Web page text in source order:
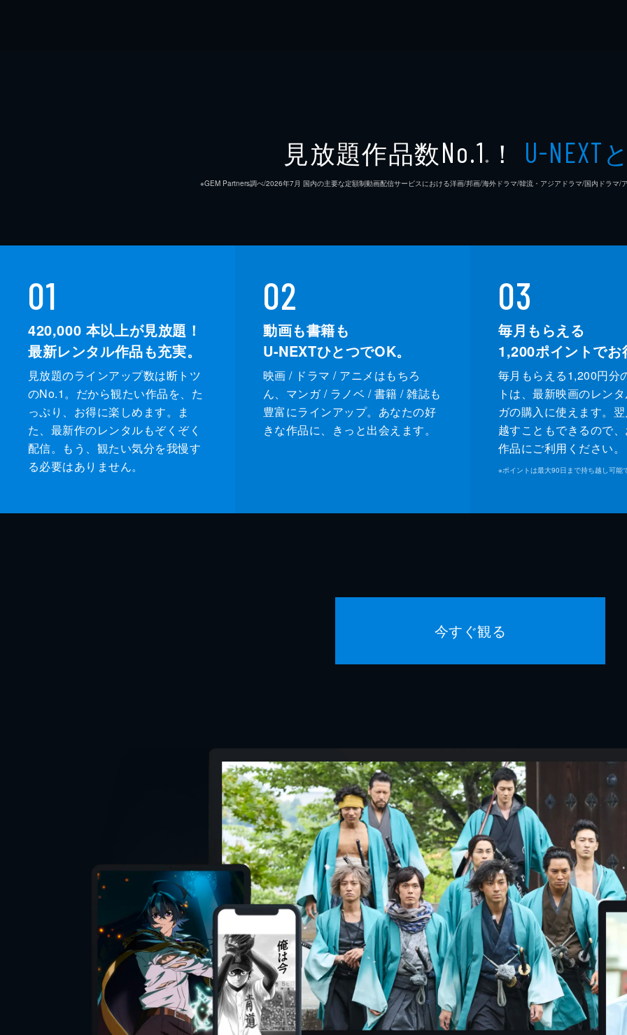
見放題作品数No.1 ※ ！ U-NEXT
※GEM Partners調べ/2026年7⽉ 国内の主要な定額制動画配信サービスにおける洋画/邦画/海外ドラマ/韓流・アジアドラマ/国内ドラマ/
01
420,000 本以上が見放題！
最新レンタル作品も充実。
見放題のラインアップ数は断トツ
のNo.1。だから観たい作品を、た
っぷり、お得に楽しめます。ま
た、最新作のレンタルもぞくぞく
配信。もう、観たい気分を我慢す
る必要はありません。
02
動画も書籍も
U-NEXTひとつでOK。
映画 / ドラマ / アニメはもちろ
ん、マンガ / ラノベ / 書籍 / 雑誌も
豊富にラインアップ。あなたの好
きな作品に、きっと出会えます。
03
毎月もらえる
1,200ポイントでお
毎月もらえる1,200円分
トは、最新映画のレン
ガの購入に使えます。
越すこともできるので
作品にご利用ください。
※ポイントは最大90日まで持ち越し可能
今すぐ観る